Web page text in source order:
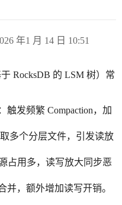
年1 月 14 日 10:51
RocksDB 的 LSM 树）常
发频繁 Compaction，加
多个分层文件，引发读放
占用多，读写放大同步恶
并，额外增加读写开销。